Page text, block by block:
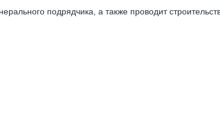
подрядчика, а также проводит